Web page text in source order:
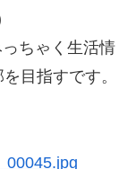
ちゃく生活情
目指すです。